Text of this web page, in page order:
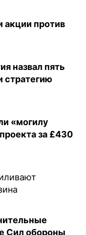
акции против
назвал пять
стратегию
«могилу
за £430
Сил обороны